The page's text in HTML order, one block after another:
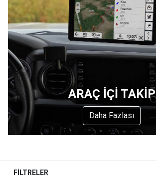
ARAÇ İÇİ TAKİP
Daha Fazlası
FİLTRELER